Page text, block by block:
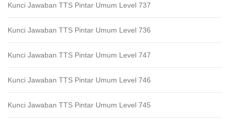
Kunci Jawaban TTS Pintar Umum Level 737
Kunci Jawaban TTS Pintar Umum Level 736
Kunci Jawaban TTS Pintar Umum Level 747
Kunci Jawaban TTS Pintar Umum Level 746
Kunci Jawaban TTS Pintar Umum Level 745